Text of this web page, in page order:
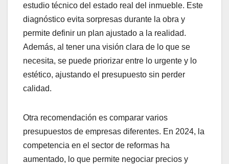
estudio técnico del estado real del inmueble. Este
diagnóstico evita sorpresas durante la obra y
permite definir un plan ajustado a la realidad.
Además, al tener una visión clara de lo que se
necesita, se puede priorizar entre lo urgente y lo
estético, ajustando el presupuesto sin perder
calidad.
Otra recomendación es comparar varios
presupuestos de empresas diferentes. En 2024, la
competencia en el sector de reformas ha
aumentado, lo que permite negociar precios y